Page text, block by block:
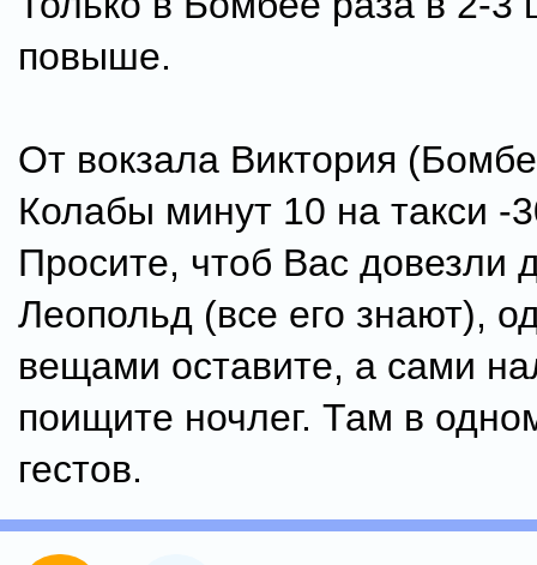
повыше.
От вокзала Виктория
Колабы минут 10 на такси -
Просите, чтоб Вас довезли
Леопольд (все его знают),
вещами оставите, а сами
поищите ночлег. Там в
гестов.